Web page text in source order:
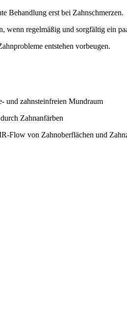
Behandlung erst bei Zahnschmerzen.
wenn regelmäßig und sorgfältig ein
entstehen vorbeugen.
und zahnsteinfreien Mundraum
Zahnanfärben
Flow von Zahnoberflächen und